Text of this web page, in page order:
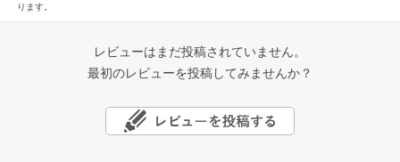
ります。
レビューはまだ投稿されていません。
最初のレビューを投稿してみませんか？